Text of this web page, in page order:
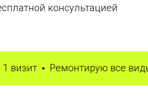
консультацией
Ремонтирую все виды